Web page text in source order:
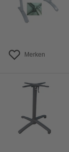
Merken